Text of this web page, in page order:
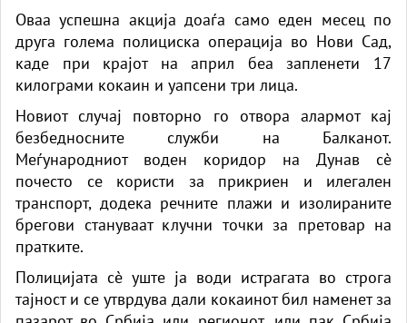
Оваа успешна акција доаѓа само еден месец по
друга голема полициска операција во Нови Сад,
каде при крајот на април беа запленети 17
килограми кокаин и уапсени три лица.
Новиот случај повторно го отвора алармот кај
безбедносните служби на Балканот.
Меѓународниот воден коридор на Дунав сè
почесто се користи за прикриен и илегален
транспорт, додека речните плажи и изолираните
брегови стануваат клучни точки за претовар на
пратките.
Полицијата сè уште ја води истрагата во строга
тајност и се утврдува дали кокаинот бил наменет за